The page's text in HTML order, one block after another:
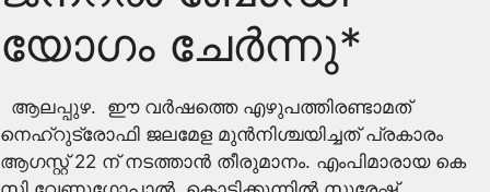
യോഗം ചേർന്നു*
ആലപ്പുഴ. ഈ വർഷത്തെ എഴുപത്തിരണ്ടാമത്
നെഹ്റുട്രോഫി ജലമേള മുൻനിശ്ചയിച്ചത് പ്രകാരം
ആഗസ്റ്റ് 22 ന് നടത്താൻ തീരുമാനം. എംപിമാരായ കെ